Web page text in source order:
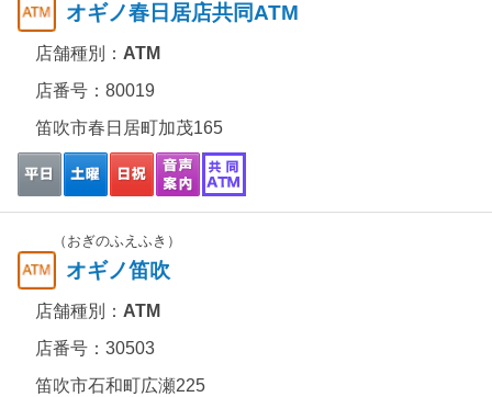
オギノ春日居店共同ATM
店舗種別： ATM
店番号：80019
笛吹市春日居町加茂165
（おぎのふえふき）
オギノ笛吹
店舗種別： ATM
店番号：30503
笛吹市石和町広瀬225